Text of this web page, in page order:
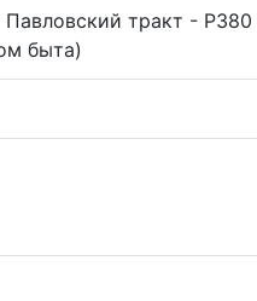
тракт -
быта)